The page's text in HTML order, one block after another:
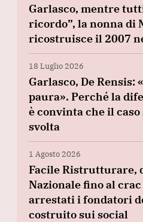
Garlasco, mentre
ricordo”, la nonna di
ricostruisce il 2007
18 Luglio 2026
Garlasco, De Rensis:
paura». Perché la
è convinta che il
svolta
1 Agosto 2026
Facile Ristrutturare,
Nazionale fino al
arrestati i fondatori
costruito sui social